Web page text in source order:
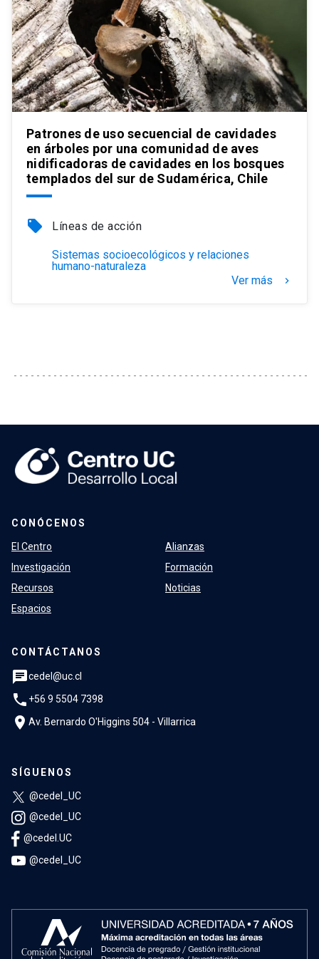
Patrones de uso secuencial de cavidades
en árboles por una comunidad de aves
nidificadoras de cavidades en los bosques
templados del sur de Sudamérica, Chile
local_offer Líneas de acción
Sistemas socioecológicos y relaciones
humano-naturaleza
Ver más
keyboard_arrow_right
CONÓCENOS
El Centro
Investigación
Recursos
Espacios
Alianzas
Formación
Noticias
CONTÁCTANOS
chatcedel@uc.cl
phone +56 9 5504 7398
location_on Av. Bernardo O'Higgins 504 - Villarrica
SÍGUENOS
@cedel_UC
@cedel_UC
@cedel.UC
@cedel_UC